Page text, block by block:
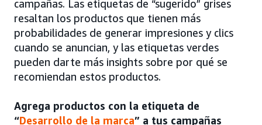
campañas. Las etiquetas de “sugerido” grises
resaltan los productos que tienen más
probabilidades de generar impresiones y clics
cuando se anuncian, y las etiquetas verdes
pueden darte más insights sobre por qué se
recomiendan estos productos.
Agrega productos con la etiqueta de
“Desarrollo de la marca” a tus campañas